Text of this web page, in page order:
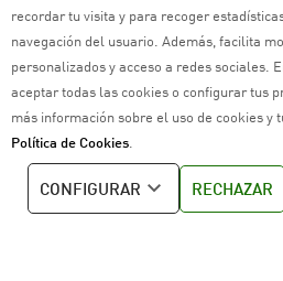
recordar tu visita y para recoger
navegación del usuario. Además, facilita
personalizados y acceso a redes sociales.
aceptar todas las cookies o configurar tus
más información sobre el uso de cookies y
Política de Cookies
CONFIGURAR RECHAZAR
Aviso legal
Política de
Política de
Política de